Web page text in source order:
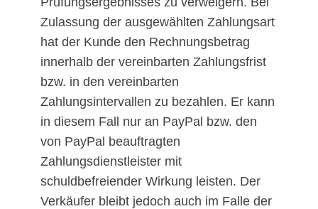
Zulassung der ausgewählten Zahlungsart
hat der Kunde den Rechnungsbetrag
innerhalb der vereinbarten Zahlungsfrist
bzw. in den vereinbarten
Zahlungsintervallen zu bezahlen. Er kann
in diesem Fall nur an PayPal bzw. den
von PayPal beauftragten
Zahlungsdienstleister mit
schuldbefreiender Wirkung leisten. Der
Verkäufer bleibt jedoch auch im Falle der